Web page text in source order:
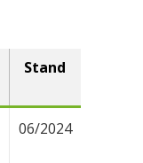
Stand
06/2024